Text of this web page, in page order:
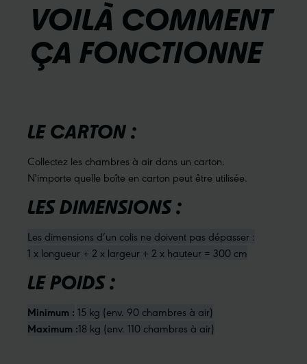
VOILÀ COMMENT
ÇA FONCTIONNE
LE CARTON :
Collectez les chambres à air dans un carton.
N'importe quelle boîte en carton peut être utilisée.
LES DIMENSIONS :
Les dimensions d’un colis ne doivent pas dépasser :
1 x longueur + 2 x largeur + 2 x hauteur = 300 cm
LE POIDS :
Minimum : 15 kg (env. 90 chambres à air)
Maximum :18 kg (env. 110 chambres à air)